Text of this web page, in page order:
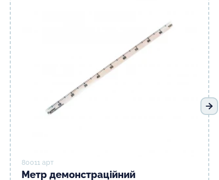
80011 арт
Метр демонстраційний